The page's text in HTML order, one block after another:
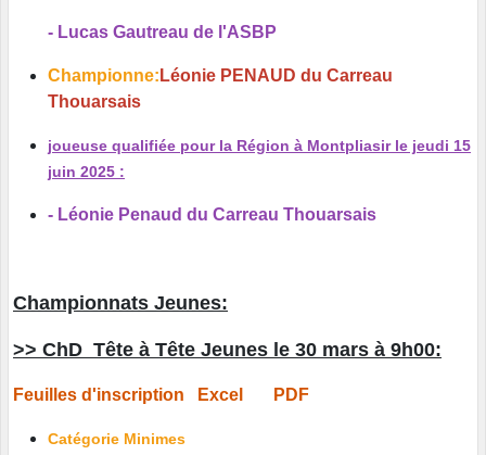
- Lucas Gautreau de l'ASBP
Championne: Léonie PENAUD du Carreau
Thouarsais
joueuse qualifiée pour la Région à Montpliasir le jeudi 15
juin 2025 :
- Léonie Penaud du Carreau Thouarsais
Championnats Jeunes:
>> ChD Tête à Tête Jeunes le 30 mars à 9h00:
Feuilles d'inscription Excel PDF
Catégorie Minimes